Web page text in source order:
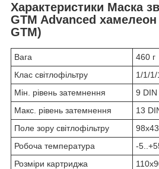
Характеристики Маска
GTM Advanced хамелеон
GTM)
Вага
460 г
Клас світлофільтру
1/1/1/
Мін. рівень затемнення
9 DIN
Макс. рівень затемнення
13
Поле зору світлофільтру
Робоча температура
-
Розміри картриджа